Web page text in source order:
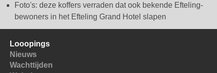
Foto's: deze koffers verraden dat ook bekende Efteling-
bewoners in het Efteling Grand Hotel slapen
Looopings
Nieuws
Wachttijden